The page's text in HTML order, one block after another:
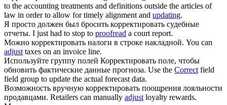
to the accounting treatments and definitions outside the articles of
law in order to allow for timely alignment and updating.
Я просто должен был бросить корректировать судебные
отчеты. I just had to stop to proofread a court report.
Можно корректировать налоги в строке накладной. You can
adjusttaxes on an invoice line.
Используйте группу полей Корректировать поле, чтобы
обновить фактические данные прогноза. Use the Correctfield
field group to update the actual forecast data.
Возможность вручную корректировать поощрения лояльности
продавцами. Retailers can manually adjustloyalty rewards.